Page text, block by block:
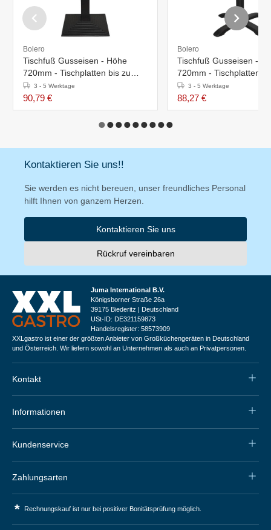
Bolero
Tischfuß Gusseisen - Höhe
720mm - Tischplatten bis zu
Ø800mm oder Breit
3 - 5 Werktage
90,79 €
Bolero
Tischfuß Gusseisen -
720mm - Tischplatten
Ø800mm oder Breit
3 - 5 Werktage
88,27 €
Kontaktieren Sie uns!!
Sie werden es nicht bereuen, unser freundliches Personal
hilft Ihnen von ganzem Herzen.
Kontaktieren Sie uns
Rückruf vereinbaren
Juma International B.V.
Königsborner Straße 26a
39175 Biederitz | Deutschland
USt-ID: DE321159873
Handelsregister: 58573909
XXLgastro ist einer der größten Anbieter von Großküchengeräten in Deutschland
und Österreich. Wir liefern sowohl an Unternehmen als auch an Privatpersonen.
Kontakt
Informationen
Kundenservice
Zahlungsarten
* Rechnungskauf ist nur bei positiver Bonitätsprüfung möglich.